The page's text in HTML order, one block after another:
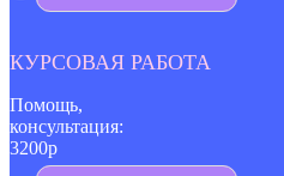
КУРСОВАЯ РАБОТА
Помощь,
консультация:
3200р